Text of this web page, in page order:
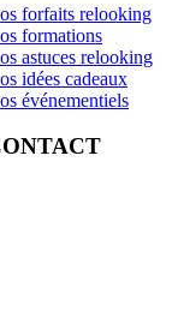
forfaits relooking
formations
astuces relooking
idées cadeaux
événementiels